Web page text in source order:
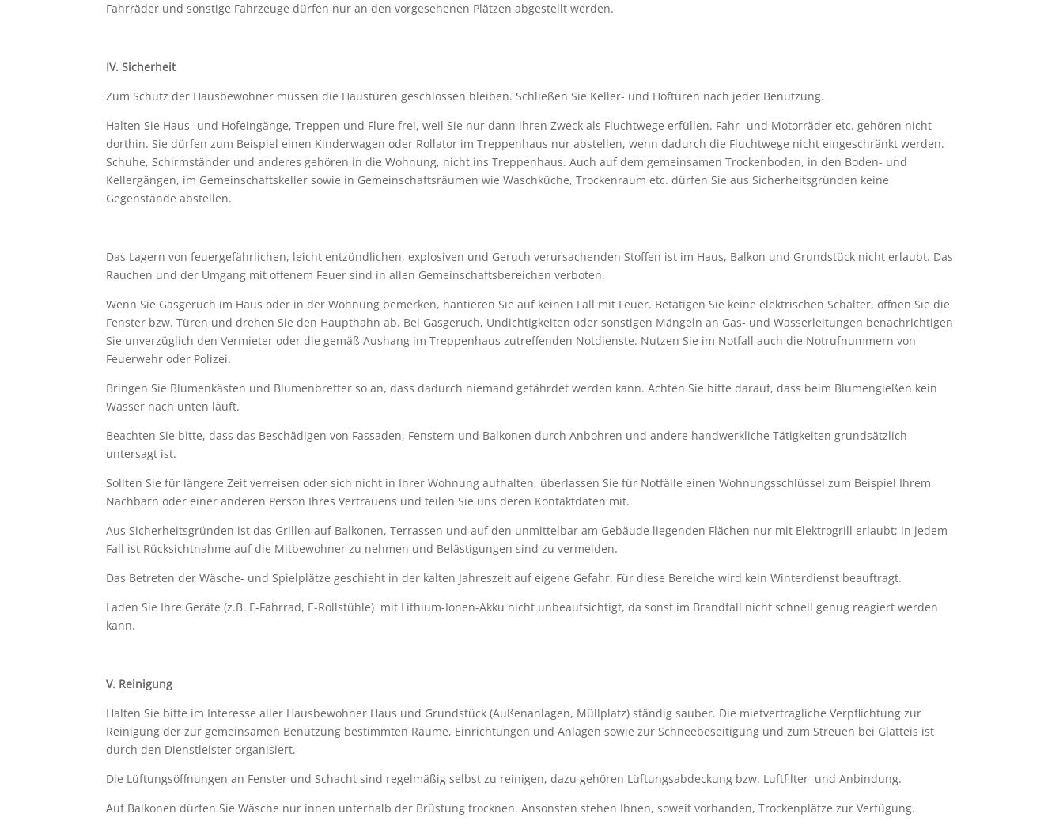
Fahrräder und sonstige Fahrzeuge dürfen nur an den vorgesehenen Plätzen abgestellt werden.
IV.Sicherheit
Zum Schutz der Hausbewohner müssen die Haustüren geschlossen bleiben. Schließen Sie Keller- und Hoftüren nach jeder Benutzung.
Halten Sie Haus- und Hofeingänge, Treppen und Flure frei, weil Sie nur dann ihren Zweck als Fluchtwege erfüllen. Fahr- und Motorräder etc. gehören nicht
dorthin. Sie dürfen zum Beispiel einen Kinderwagen oder Rollator im Treppenhaus nur abstellen, wenn dadurch die Fluchtwege nicht eingeschränkt werden.
Schuhe, Schirmständer und anderes gehören in die Wohnung, nicht ins Treppenhaus. Auch auf dem gemeinsamen Trockenboden, in den Boden- und
Kellergängen, im Gemeinschaftskeller sowie in Gemeinschaftsräumen wie Waschküche, Trockenraum etc. dürfen Sie aus Sicherheitsgründen keine
Gegenstände abstellen.
Das Lagern von feuergefährlichen, leicht entzündlichen, explosiven und Geruch verursachenden Stoffen ist im Haus, Balkon und Grundstück nicht erlaubt. Das
Rauchen und der Umgang mit offenem Feuer sind in allen Gemeinschaftsbereichen verboten.
Wenn Sie Gasgeruch im Haus oder in der Wohnung bemerken, hantieren Sie auf keinen Fall mit Feuer. Betätigen Sie keine elektrischen Schalter, öffnen Sie die
Fenster bzw. Türen und drehen Sie den Haupthahn ab. Bei Gasgeruch, Undichtigkeiten oder sonstigen Mängeln an Gas- und Wasserleitungen benachrichtigen
Sie unverzüglich den Vermieter oder die gemäß Aushang im Treppenhaus zutreffenden Notdienste. Nutzen Sie im Notfall auch die Notrufnummern von
Feuerwehr oder Polizei.
Bringen Sie Blumenkästen und Blumenbretter so an, dass dadurch niemand gefährdet werden kann. Achten Sie bitte darauf, dass beim Blumengießen kein
Wasser nach unten läuft.
Beachten Sie bitte, dass das Beschädigen von Fassaden, Fenstern und Balkonen durch Anbohren und andere handwerkliche Tätigkeiten grundsätzlich
untersagt ist.
Sollten Sie für längere Zeit verreisen oder sich nicht in Ihrer Wohnung aufhalten, überlassen Sie für Notfälle einen Wohnungsschlüssel zum Beispiel Ihrem
Nachbarn oder einer anderen Person Ihres Vertrauens und teilen Sie uns deren Kontaktdaten mit.
Aus Sicherheitsgründen ist das Grillen auf Balkonen, Terrassen und auf den unmittelbar am Gebäude liegenden Flächen nur mit Elektrogrill erlaubt; in jedem
Fall ist Rücksichtnahme auf die Mitbewohner zu nehmen und Belästigungen sind zu vermeiden.
Das Betreten der Wäsche- und Spielplätze geschieht in der kalten Jahreszeit auf eigene Gefahr. Für diese Bereiche wird kein Winterdienst beauftragt.
Laden Sie Ihre Geräte (z.B. E-Fahrrad, E-Rollstühle) mit Lithium-Ionen-Akku nicht unbeaufsichtigt, da sonst im Brandfall nicht schnell genug reagiert werden
kann.
V. Reinigung
Halten Sie bitte im Interesse aller Hausbewohner Haus und Grundstück (Außenanlagen, Müllplatz) ständig sauber. Die mietvertragliche Verpflichtung zur
Reinigung der zur gemeinsamen Benutzung bestimmten Räume, Einrichtungen und Anlagen sowie zur Schneebeseitigung und zum Streuen bei Glatteis ist
durch den Dienstleister organisiert.
Die Lüftungsöffnungen an Fenster und Schacht sind regelmäßig selbst zu reinigen, dazu gehören Lüftungsabdeckung bzw. Luftfilter und Anbindung.
Auf Balkonen dürfen Sie Wäsche nur innen unterhalb der Brüstung trocknen. Ansonsten stehen Ihnen, soweit vorhanden, Trockenplätze zur Verfügung.